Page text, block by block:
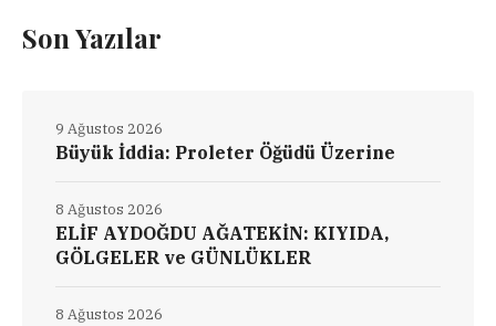
Son Yazılar
Büyük İddia: Proleter Öğüdü Üzerine
9 Ağustos 2026
ELİF AYDOĞDU AĞATEKİN: KIYIDA,
GÖLGELER ve GÜNLÜKLER
8 Ağustos 2026
8 Ağustos 2026